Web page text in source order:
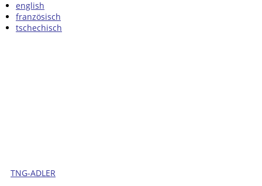
english
französisch
tschechisch
TNG-ADLER